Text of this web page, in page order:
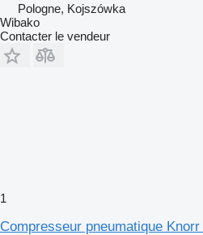
Pologne, Kojszówka
Wibako
Contacter le vendeur
1
Compresseur pneumatique